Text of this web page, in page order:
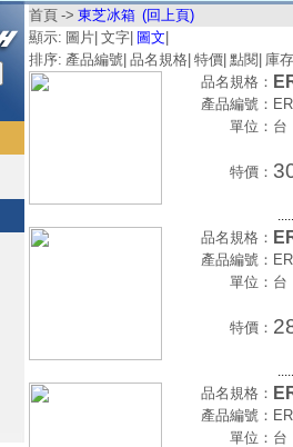
首頁 -> 東芝冰箱 (回上頁)
顯示: 圖片 文字 圖文
排序: 產品編號 品名規格 特價 點閱 庫
品名規格：
產品編號：
單位： 台
特價：
品名規格：
產品編號：
單位： 台
特價：
品名規格：
產品編號：
單位： 台